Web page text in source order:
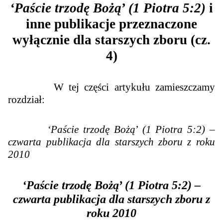
‘Paście trzodę Bożą’ (1 Piotra 5:2) i
inne publikacje przeznaczone
wyłącznie dla starszych zboru (cz.
4)
W tej części artykułu zamieszczamy
rozdział:
‘Paście trzodę Bożą’ (1 Piotra 5:2) –
czwarta publikacja dla starszych zboru z roku
2010
‘Paście trzodę Bożą’ (1 Piotra 5:2) –
czwarta publikacja dla starszych zboru z
roku 2010